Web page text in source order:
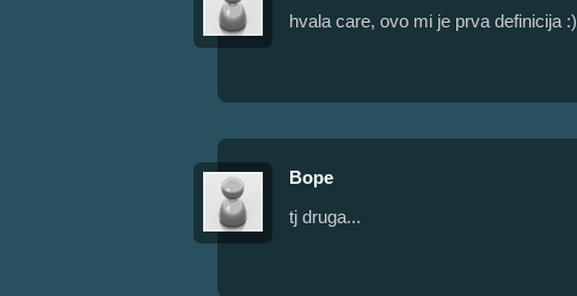
hvala care, ovo mi je prva definicija :)
Bope
tj druga...